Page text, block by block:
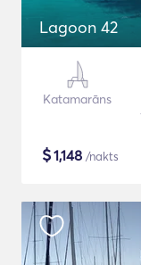
Lagoon 42
Katamarāns
$1,148 /nakts